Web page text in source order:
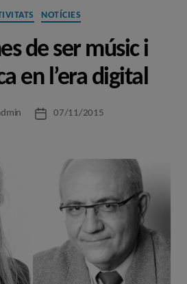
Categories
NOTÍCIES
de ser músic i
en l’era digital
Data07/11/2015